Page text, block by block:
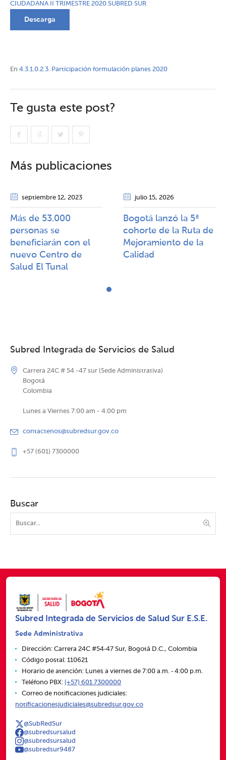
CIUDADANA II TRIMESTRE 2020 SUBRED SUR
Descarga
En 4.3.1.0.2.3. Participación formulación planes 2020
Te gusta este post?
Más publicaciones
septiembre 12, 2023
Más de 53.000
personas se
beneficiarán con el
nuevo Centro de
Salud El Tunal
julio 15, 2026
Bogotá lanzó la 5ª
cohorte de la Ruta de
Mejoramiento de la
Calidad​​
Subred Integrada de Servicios de Salud
Carrera 24C # 54 -47 sur (Sede Administrativa)
Bogotá
Colombia
Lunes a Viernes 7:00 am - 4:00 pm
contactenos@subredsur.gov.co
+57 (601) 7300000
Buscar
Subred Integrada de Servicios de Salud Sur E.S.E.
Sede Administrativa
Dirección: Carrera 24C #54‑47 Sur, Bogotá D.C., Colombia
Código postal: 110621
Horario de atención: Lunes a viernes de 7:00 a.m. ‑ 4:00 p.m.
Teléfono PBX: (+57) 601 7300000
Correo de notificaciones judiciales:
notificacionesjudiciales@subredsur.gov.co
@SubRedSur
@subredsursalud
@subredsursalud
@subredsur9487